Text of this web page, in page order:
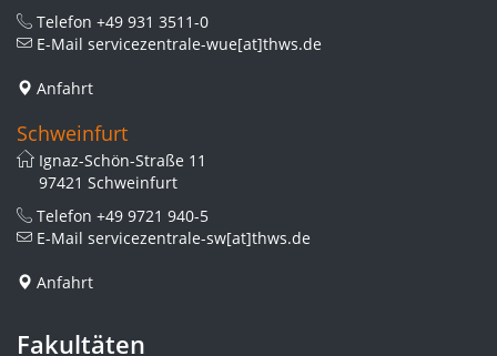
Telefon +49 931 3511-0
E-Mail servicezentrale-wue[at]thws.de
Anfahrt
Schweinfurt
Ignaz-Schön-Straße 11
97421 Schweinfurt
Telefon +49 9721 940-5
E-Mail servicezentrale-sw[at]thws.de
Anfahrt
Fakultäten